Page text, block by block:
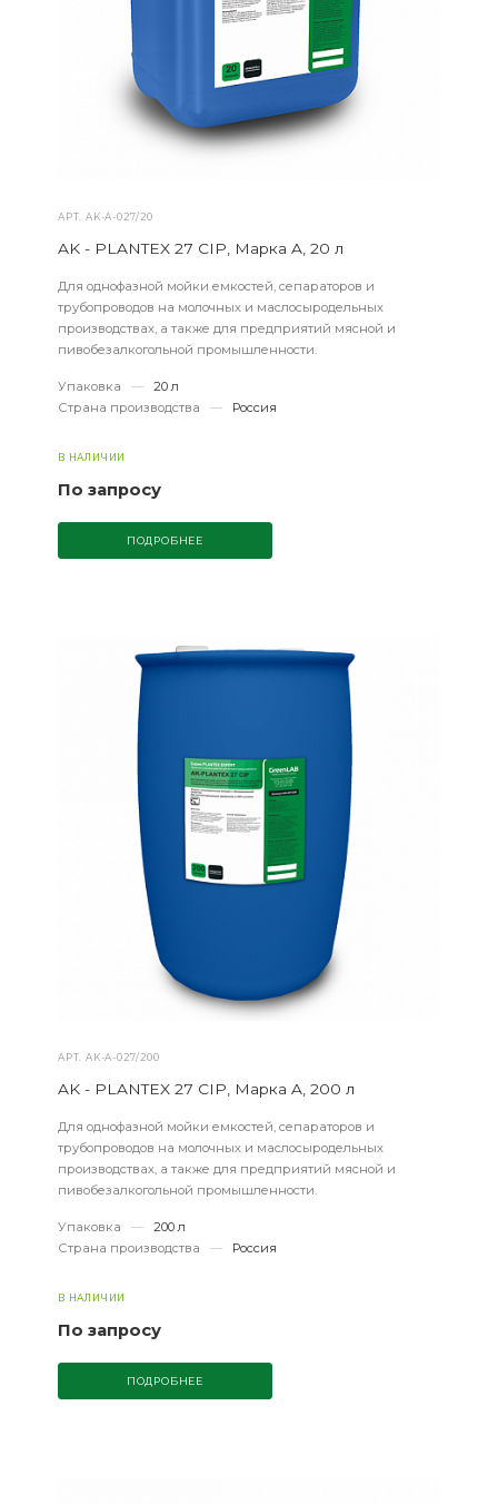
АРТ.AK-А-027/20
AK - PLANTEX 27 CIP, Марка A, 20 л
Для однофазной мойки емкостей, сепараторов и
трубопроводов на молочных и маслосыродельных
производствах, а также для предприятий мясной и
пивобезалкогольной промышленности.
Упаковка —
20 л
Страна производства
— Россия
В НАЛИЧИИ
По запросу
ПОДРОБНЕЕ
АРТ.AK-А-027/200
AK - PLANTEX 27 CIP, Марка A, 200 л
Для однофазной мойки емкостей, сепараторов и
трубопроводов на молочных и маслосыродельных
производствах, а также для предприятий мясной и
пивобезалкогольной промышленности.
Упаковка —
200 л
Страна производства
— Россия
В НАЛИЧИИ
По запросу
ПОДРОБНЕЕ